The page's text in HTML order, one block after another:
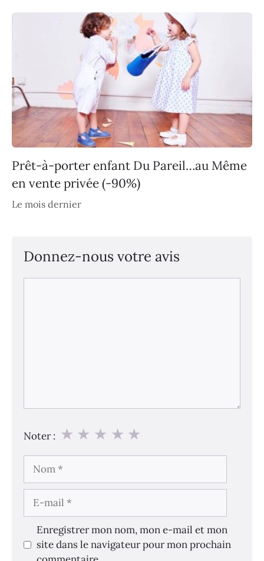
Prêt-à-porter enfant Du Pareil…au Même
en vente privée (-90%)
Le mois dernier
Donnez-nous votre avis
Noter : ★
★
★
★
★
mail
Enregistrer mon nom, mon e-mail et mon
site dans le navigateur pour mon prochain